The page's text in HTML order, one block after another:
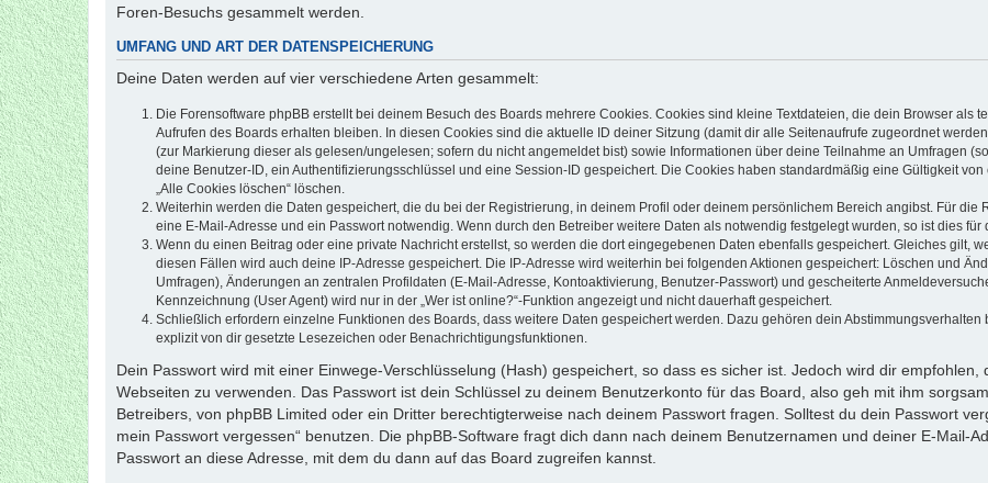
Foren-Besuchs gesammelt werden.
UMFANG UND ART DER DATENSPEICHERUNG
Deine Daten werden auf vier verschiedene Arten gesammelt:
Die Forensoftware phpBB erstellt bei deinem Besuch des Boards mehrere Cookies. Cookies sind kleine Textdateien, die dein Browser als
Aufrufen des Boards erhalten bleiben. In diesen Cookies sind die aktuelle ID deiner Sitzung (damit dir alle Seitenaufrufe zugeordnet
(zur Markierung dieser als gelesen/ungelesen; sofern du nicht angemeldet bist) sowie Informationen über deine Teilnahme an Umfragen
deine Benutzer-ID, ein Authentifizierungsschlüssel und eine Session-ID gespeichert. Die Cookies haben standardmäßig eine Gültigkeit
„Alle Cookies löschen“ löschen.
Weiterhin werden die Daten gespeichert, die du bei der Registrierung, in deinem Profil oder deinem persönlichem Bereich angibst. Für die
eine E-Mail-Adresse und ein Passwort notwendig. Wenn durch den Betreiber weitere Daten als notwendig festgelegt wurden, so ist dies für
Wenn du einen Beitrag oder eine private Nachricht erstellst, so werden die dort eingegebenen Daten ebenfalls gespeichert. Gleiches gilt,
diesen Fällen wird auch deine IP-Adresse gespeichert. Die IP-Adresse wird weiterhin bei folgenden Aktionen gespeichert: Löschen und
Umfragen), Änderungen an zentralen Profildaten (E-Mail-Adresse, Kontoaktivierung, Benutzer-Passwort) und gescheiterte
Kennzeichnung (User Agent) wird nur in der „Wer ist online?“-Funktion angezeigt und nicht dauerhaft gespeichert.
Schließlich erfordern einzelne Funktionen des Boards, dass weitere Daten gespeichert werden. Dazu gehören dein
explizit von dir gesetzte Lesezeichen oder Benachrichtigungsfunktionen.
Dein Passwort wird mit einer Einwege-Verschlüsselung (Hash) gespeichert, so dass es sicher ist. Jedoch wird dir
Webseiten zu verwenden. Das Passwort ist dein Schlüssel zu deinem Benutzerkonto für das Board, also geh mit ihm
Betreibers, von phpBB Limited oder ein Dritter berechtigterweise nach deinem Passwort fragen. Solltest du dein Passwort
mein Passwort vergessen“ benutzen. Die phpBB-Software fragt dich dann nach deinem Benutzernamen und deiner E-Mail-
Passwort an diese Adresse, mit dem du dann auf das Board zugreifen kannst.